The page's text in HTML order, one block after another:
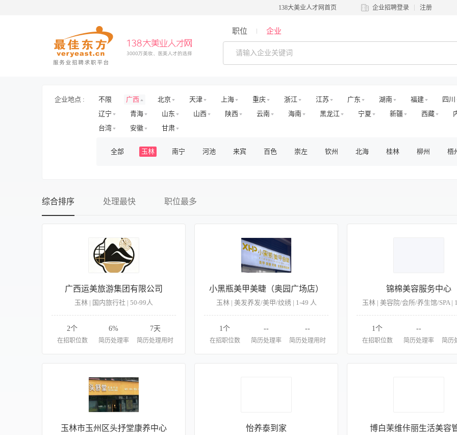
138大美业人才网首页 企业招聘登录 注册
职位 企业
企业地点 : 不限 广西 北京 天津 上海 重庆 浙江 江苏 广东 湖南 福建 四川
辽宁
青海 山东 山西 陕西 云南 海南 黑龙江 宁夏 新疆 西藏
台湾
安徽 甘肃
全部 玉林 南宁 河池 来宾 百色 崇左 钦州 北海 桂林 柳州 梧
综合排序 处理最快 职位最多
广西运美旅游集团有限公司
玉林 | 国内旅行社 | 50-99人
2个
在招职位数
6%
简历处理率
7天
简历处理用时
小黑瓶美甲美睫（奥园广场店）
玉林 | 美发养发/美甲/纹绣 | 1-49 人
1个
在招职位数
--
简历处理率
--
简历处理用时
锦棉美容服务中心
玉林 | 美容院/会所/养生馆/SPA |
1个
在招职位数
--
简历处理率 简历
玉林市玉州区头抒堂康养中心 怡养泰到家 博白茉维佧丽生活美容管